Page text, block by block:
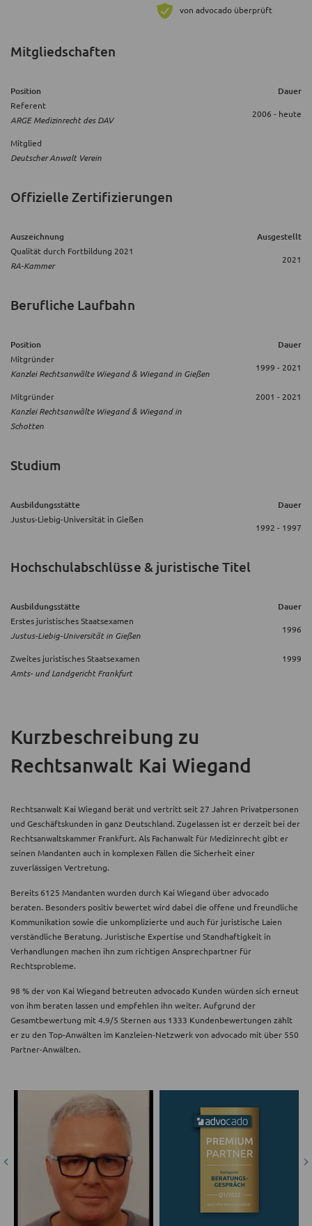
von advocado überprüft
Mitgliedschaften
Position Dauer
Referent
ARGE Medizinrecht des DAV
2006 - heute
Mitglied
Deutscher Anwalt Verein
Offizielle Zertifizierungen
Auszeichnung Ausgestellt
Qualität durch Fortbildung 2021
RA-Kammer
2021
Berufliche Laufbahn
Position Dauer
Mitgründer
Kanzlei Rechtsanwälte Wiegand & Wiegand in Gießen
1999 - 2021
Mitgründer
Kanzlei Rechtsanwälte Wiegand & Wiegand in
Schotten
2001 - 2021
Studium
Ausbildungsstätte Dauer
Justus-Liebig-Universität in Gießen
1992 - 1997
Hochschulabschlüsse & juristische Titel
Ausbildungsstätte Dauer
Erstes juristisches Staatsexamen
Justus-Liebig-Universität in Gießen
1996
Zweites juristisches Staatsexamen
Amts- und Landgericht Frankfurt
1999
Kurzbeschreibung zu
Rechtsanwalt Kai Wiegand
Rechtsanwalt Kai Wiegand berät und vertritt seit 27 Jahren Privatpersonen
und Geschäftskunden in ganz Deutschland. Zugelassen ist er derzeit bei der
Rechtsanwaltskammer Frankfurt. Als Fachanwalt für Medizinrecht gibt er
seinen Mandanten auch in komplexen Fällen die Sicherheit einer
zuverlässigen Vertretung.
Bereits 6125 Mandanten wurden durch Kai Wiegand über advocado
beraten. Besonders positiv bewertet wird dabei die offene und freundliche
Kommunikation sowie die unkomplizierte und auch für juristische Laien
verständliche Beratung. Juristische Expertise und Standhaftigkeit in
Verhandlungen machen ihn zum richtigen Ansprechpartner für
Rechtsprobleme.
98 % der von Kai Wiegand betreuten advocado Kunden würden sich erneut
von ihm beraten lassen und empfehlen ihn weiter. Aufgrund der
Gesamtbewertung mit 4.9/5 Sternen aus 1333 Kundenbewertungen zählt
er zu den Top-Anwälten im Kanzleien-Netzwerk von advocado mit über 550
Partner-Anwälten.